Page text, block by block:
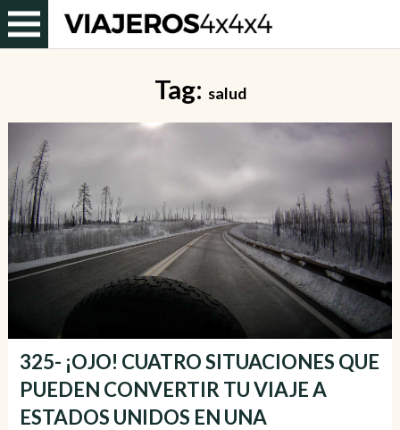
Tag: salud
325- ¡OJO! CUATRO SITUACIONES QUE
PUEDEN CONVERTIR TU VIAJE A
ESTADOS UNIDOS EN UNA